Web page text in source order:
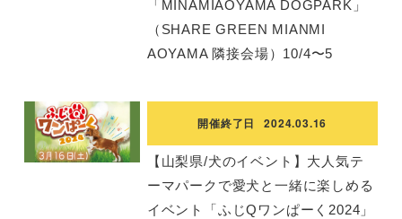
「MINAMIAOYAMA DOGPARK」
（SHARE GREEN MIANMI
AOYAMA 隣接会場）10/4〜5
開催終了日 2024.03.16
【山梨県/犬のイベント】大人気テ
ーマパークで愛犬と一緒に楽しめる
イベント「ふじQワンぱーく2024」